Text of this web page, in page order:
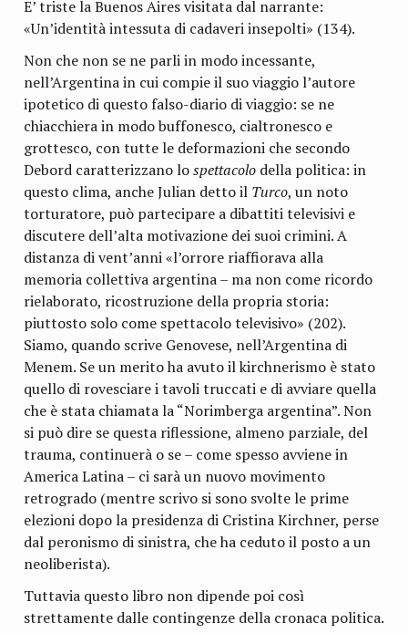
E’ triste la Buenos Aires visitata dal narrante:
«Un’identità intessuta di cadaveri insepolti» (134).
Non che non se ne parli in modo incessante,
nell’Argentina in cui compie il suo viaggio l’autore
ipotetico di questo falso-diario di viaggio: se ne
chiacchiera in modo buffonesco, cialtronesco e
grottesco, con tutte le deformazioni che secondo
Debord caratterizzano lospettacolo della politica: in
questo clima, anche Julian detto il Turco, un noto
torturatore, può partecipare a dibattiti televisivi e
discutere dell’alta motivazione dei suoi crimini. A
distanza di vent’anni «l’orrore riaffiorava alla
memoria collettiva argentina – ma non come ricordo
rielaborato, ricostruzione della propria storia:
piuttosto solo come spettacolo televisivo» (202).
Siamo, quando scrive Genovese, nell’Argentina di
Menem. Se un merito ha avuto il kirchnerismo è stato
quello di rovesciare i tavoli truccati e di avviare quella
che è stata chiamata la “Norimberga argentina”. Non
si può dire se questa riflessione, almeno parziale, del
trauma, continuerà o se – come spesso avviene in
America Latina – ci sarà un nuovo movimento
retrogrado (mentre scrivo si sono svolte le prime
elezioni dopo la presidenza di Cristina Kirchner, perse
dal peronismo di sinistra, che ha ceduto il posto a un
neoliberista).
Tuttavia questo libro non dipende poi così
strettamente dalle contingenze della cronaca politica.